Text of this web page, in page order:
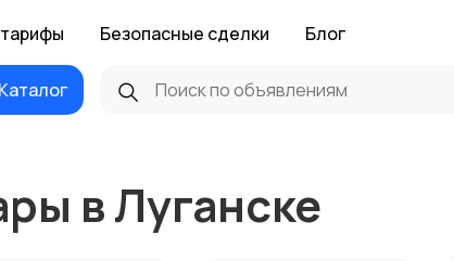
Безопасные сделки Блог
Каталог
в Луганске